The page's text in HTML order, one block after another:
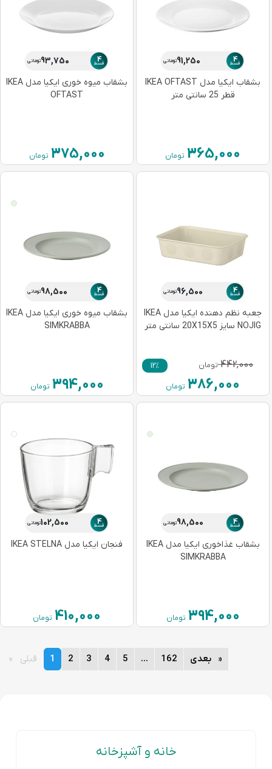
4
قسط 91,250تومانی
بشقاب ایکیا مدل IKEA OFTAST
قطر 25 سانتی متر
365,000 تومان
4
قسط 93,750تومانی
بشقاب میوه خوری ایکیا مدل IKEA
OFTAST
375,000 تومان
4
قسط 96,500تومانی
جعبه نظم دهنده ایکیا مدل IKEA
NOJIG سایز 20X15X5 سانتی متر
12%
386,000 تومان
442,000 تومان
4
قسط 98,500تومانی
بشقاب میوه خوری ایکیا مدل IKEA
SIMKRABBA
394,000 تومان
4
قسط 98,500تومانی
بشقاب غذاخوری ایکیا مدل IKEA
SIMKRABBA
394,000 تومان
4
قسط 102,500تومانی
فنجان ایکیا مدل IKEA STELNA
410,000 تومان
قبلی pageYou're
1 page
2 page
3 page
4 page
5 page
... page
162 page
خانه و آشپزخانه